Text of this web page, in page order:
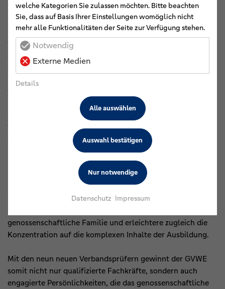
Entwicklungsoptionen offen.
Die Teilnehmerinnen und Teilnehmer selbst blickten
ebenfalls positiv auf die zurückliegende Ausbildungsphase
zurück. Gelobt wurden insbesondere die intensive
Schulung sowie die große Themenvielfalt. Gerade diese
breite inhaltliche Aufstellung werde als Stärke empfunden,
da sie ein ganzheitliches Verständnis der Prüfungs- und
Beratungsaufgaben ermögliche. Eine frühzeitige
Spezialisierung sei zu Beginn der Ausbildung kaum
vorstellbar und aus Sicht vieler Teilnehmender auch nicht
Ein weiterer Punkt, der von allen Beteiligten einhellig
betont wurde, war das Präsenzmodell der Schulungen in
Montabaur. Dieses habe sich nicht nur fachlich bewährt,
sondern biete vor allem Vorteile für das Netzwerken. Der
genossenschaftliche Familie und erleichtere zugleich die
Konzentration auf die komplexen Inhalte der Ausbildung.
Mit den neun neuen Verbandsprüfern gewinnt der GVWE
somit nicht nur qualifizierte Fachkräfte, sondern auch
engagierte Persönlichkeiten, die das genossenschaftliche
welche Kategorien Sie zulassen möchten. Bitte beachten
Sie, dass auf Basis Ihrer Einstellungen womöglich nicht
mehr alle Funktionalitäten der Seite zur Verfügung stehen.
Notwendig
Externe Medien
Details
Nur notwendige
Auswahl bestätigen
Alle auswählen
Datenschutz Impressum